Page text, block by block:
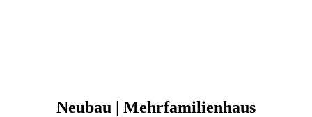
Neubau | Mehrfamilienhaus